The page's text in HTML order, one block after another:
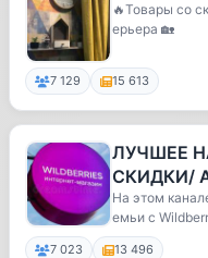
🔥Товары со
ерьера 🏡
7 129 15 613
ЛУЧШЕЕ НА
СКИДКИ/
На этом
емьи с
7 023 13 496